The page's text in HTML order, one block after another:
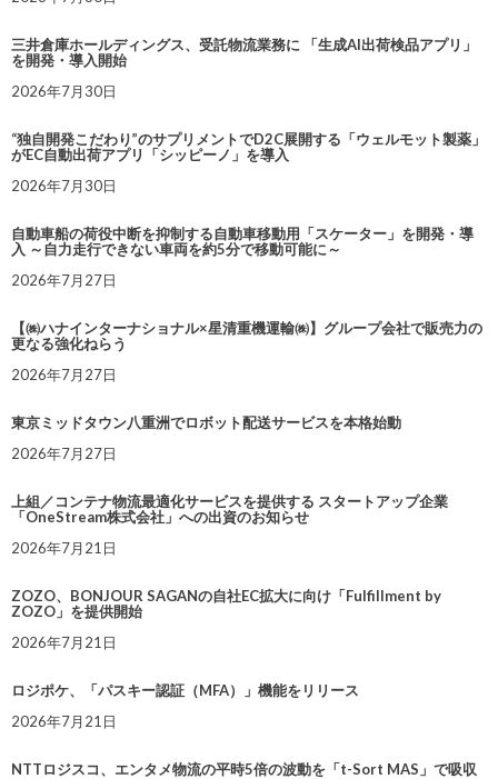
三井倉庫ホールディングス、受託物流業務に 「生成AI出荷検品アプリ」
を開発・導入開始
2026年7月30日
“独自開発こだわり”のサプリメントでD2C展開する「ウェルモット製薬」
がEC自動出荷アプリ「シッピーノ」を導入
2026年7月30日
自動車船の荷役中断を抑制する自動車移動用「スケーター」を開発・導
入 ～自力走行できない車両を約5分で移動可能に～
2026年7月27日
【㈱ハナインターナショナル×星清重機運輸㈱】グループ会社で販売力の
更なる強化ねらう
2026年7月27日
東京ミッドタウン八重洲でロボット配送サービスを本格始動
2026年7月27日
上組／コンテナ物流最適化サービスを提供する スタートアップ企業
「OneStream株式会社」への出資のお知らせ
2026年7月21日
ZOZO、BONJOUR SAGANの自社EC拡大に向け「Fulfillment by
ZOZO」を提供開始
2026年7月21日
ロジポケ、「パスキー認証（MFA）」機能をリリース
2026年7月21日
NTTロジスコ、エンタメ物流の平時5倍の波動を「t-Sort MAS」で吸収